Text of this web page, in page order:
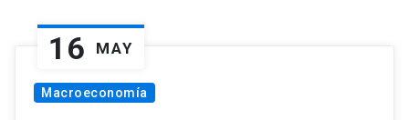
16 MAY
Macroeconomía